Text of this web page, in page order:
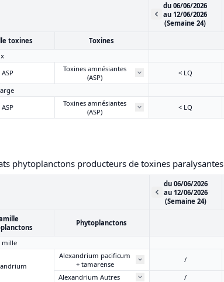
du 06/06/2026
au 12/06/2026
(Semaine 24)
toxines Toxines
ASP
Toxines amnésiantes
(ASP)
< LQ
ASP
Toxines amnésiantes
(ASP)
< LQ
phytoplanctons producteurs de toxines paralysantes
du 06/06/2026
au 12/06/2026
(Semaine 24)
Phytoplanctons
mille
Alexandrium pacificum
+ tamarense
/
Alexandrium Autres
/